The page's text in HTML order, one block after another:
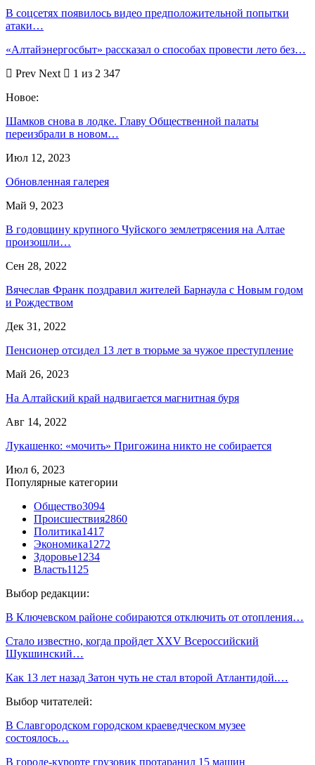
В соцсетях появилось видео предположительной попытки
атаки…
«Алтайэнергосбыт» рассказал о способах провести лето без…
Prev Next
1 из 2 347
Новое:
Шамков снова в лодке. Главу Общественной палаты
переизбрали в новом…
Июл 12, 2023
Обновленная галерея
Май 9, 2023
В годовщину крупного Чуйского землетрясения на Алтае
произошли…
Сен 28, 2022
Вячеслав Франк поздравил жителей Барнаула с Новым годом
и Рождеством
Дек 31, 2022
Пенсионер отсидел 13 лет в тюрьме за чужое преступление
Май 26, 2023
На Алтайский край надвигается магнитная буря
Авг 14, 2022
Лукашенко: «мочить» Пригожина никто не собирается
Июл 6, 2023
Популярные категории
Общество3094
Происшествия2860
Политика1417
Экономика1272
Здоровье1234
Власть1125
Выбор редакции:
В Ключевском районе собираются отключить от отопления…
Стало известно, когда пройдет XXV Всероссийский
Шукшинский…
Как 13 лет назад Затон чуть не стал второй Атлантидой.…
Выбор читателей:
В Славгородском городском краеведческом музее
состоялось…
В городе-курорте грузовик протаранил 15 машин